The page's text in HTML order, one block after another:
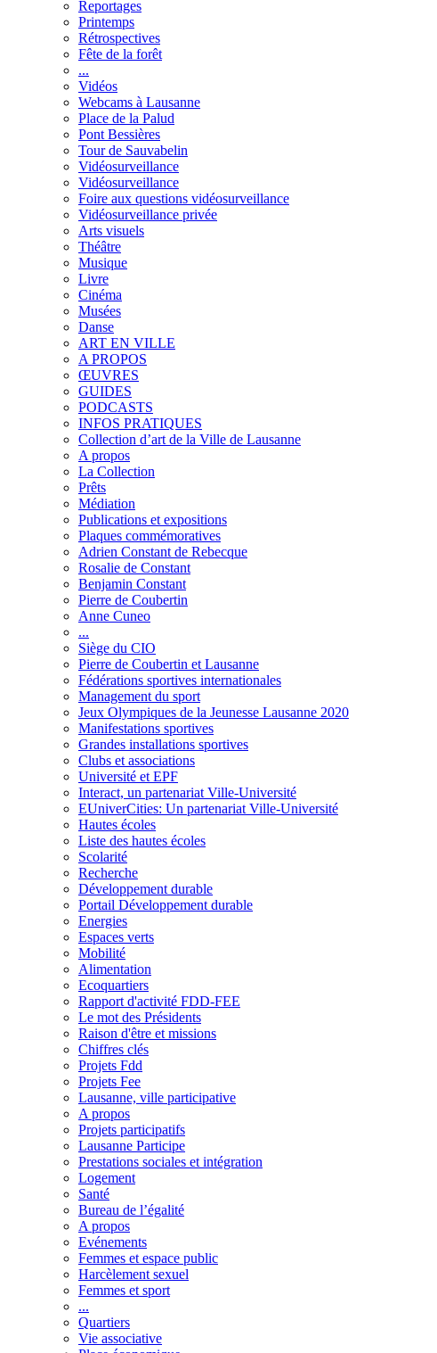
Reportages
Printemps
Rétrospectives
Fête de la forêt
...
Vidéos
Webcams à Lausanne
Place de la Palud
Pont Bessières
Tour de Sauvabelin
Vidéosurveillance
Vidéosurveillance
Foire aux questions vidéosurveillance
Vidéosurveillance privée
Arts visuels
Théâtre
Musique
Livre
Cinéma
Musées
Danse
ART EN VILLE
A PROPOS
ŒUVRES
GUIDES
PODCASTS
INFOS PRATIQUES
Collection d’art de la Ville de Lausanne
A propos
La Collection
Prêts
Médiation
Publications et expositions
Plaques commémoratives
Adrien Constant de Rebecque
Rosalie de Constant
Benjamin Constant
Pierre de Coubertin
Anne Cuneo
...
Siège du CIO
Pierre de Coubertin et Lausanne
Fédérations sportives internationales
Management du sport
Jeux Olympiques de la Jeunesse Lausanne 2020
Manifestations sportives
Grandes installations sportives
Clubs et associations
Université et EPF
Interact, un partenariat Ville-Université
EUniverCities: Un partenariat Ville-Université
Hautes écoles
Liste des hautes écoles
Scolarité
Recherche
Développement durable
Portail Développement durable
Energies
Espaces verts
Mobilité
Alimentation
Ecoquartiers
Rapport d'activité FDD-FEE
Le mot des Présidents
Raison d'être et missions
Chiffres clés
Projets Fdd
Projets Fee
Lausanne, ville participative
A propos
Projets participatifs
Lausanne Participe
Prestations sociales et intégration
Logement
Santé
Bureau de l’égalité
A propos
Evénements
Femmes et espace public
Harcèlement sexuel
Femmes et sport
...
Quartiers
Vie associative